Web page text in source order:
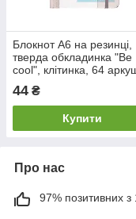
Блокнот А6 на резинці,
тверда обкладинка "Be
cool", клітинка, 64
ТП-69
44 ₴
Купити
Про нас
97% позитивних з